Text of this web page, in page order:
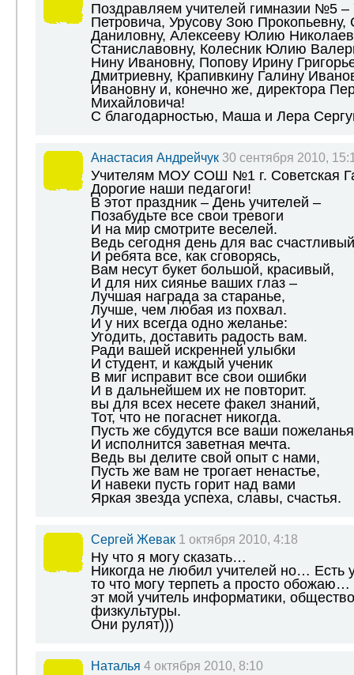
Поздравляем учителей гимназии №5
Петровича, Урусову Зою Прокопьевну,
Даниловну, Алексееву Юлию
Станиславовну, Колесник Юлию
Нину Ивановну, Попову Ирину
Дмитриевну, Крапивкину Галину
Ивановну и, конечно же, директора
Михайловича!
С благодарностью, Маша и Лера
Анастасия Андрейчук 30 сентября 2010,
Учителям МОУ СОШ №1 г. Советская
Дорогие наши педагоги!
В этот праздник – День учителей –
Позабудьте все свои тревоги
И на мир смотрите веселей.
Ведь сегодня день для вас
И ребята все, как сговорясь,
Вам несут букет большой, красивый,
И для них сиянье ваших глаз –
Лучшая награда за старанье,
Лучше, чем любая из похвал.
И у них всегда одно желанье:
Угодить, доставить радость вам.
Ради вашей искренней улыбки
И студент, и каждый ученик
В миг исправит все свои ошибки
И в дальнейшем их не повторит.
вы для всех несете факел знаний,
Тот, что не погаснет никогда.
Пусть же сбудутся все ваши
И исполнится заветная мечта.
Ведь вы делите свой опыт с нами,
Пусть же вам не трогает ненастье,
И навеки пусть горит над вами
Яркая звезда успеха, славы, счастья.
Сергей Жевак 1 октября 2010, 4:18
Ну что я могу сказать…
Никогда не любил учителей но… Есть
то что могу терпеть а просто обожаю…
эт мой учитель информатики,
физкультуры.
Они рулят)))
Наталья 4 октября 2010, 8:10